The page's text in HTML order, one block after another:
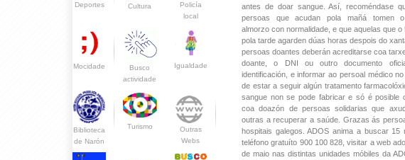
Deportes Cultura
Policía
local
Mocidade
Busco
actividade
Igualdade
Biblioteca
de Narón
Turismo
Outras
Webs
antes de doar sangue. Así, recoméndase
persoas que acudan pola mañá tomen
almorzo con normalidade, e que aquelas que o
pola tarde agarden dúas horas despois do
persoas doantes deberán acreditarse coa
doante, o DNI ou outro documento
identificación, e informar ao persoal médico
de estar a seguir algún tratamento
sangue non se pode fabricar e só é posible
coa doazón de persoas solidarias que
outras a recuperar a saúde. Grazas ás
hospitais galegos. ADOS anima a buscar
teléfono gratuíto 900 100 828, visitar a web
de maio nas distintas unidades móbiles da